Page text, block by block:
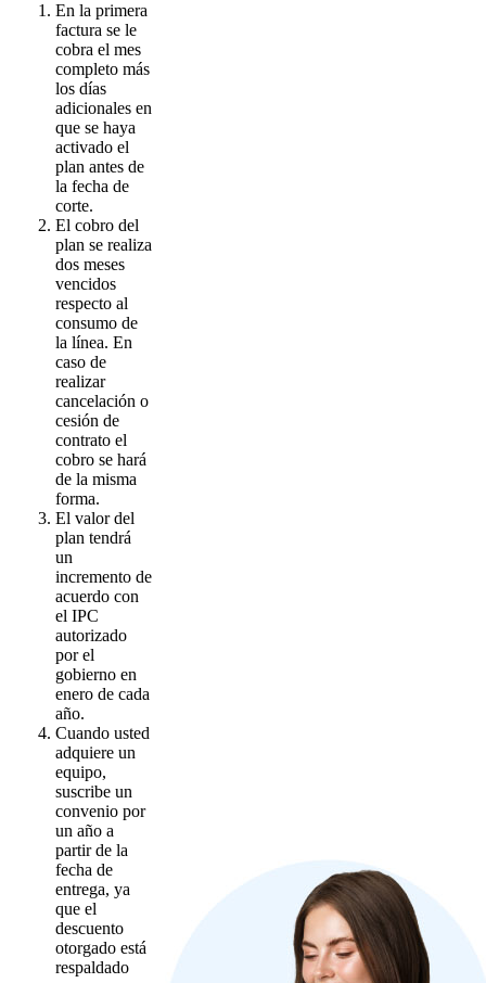
En la primera
factura se le
cobra el mes
completo más
los días
adicionales en
que se haya
activado el
plan antes de
la fecha de
corte.
El cobro del
plan se realiza
dos meses
vencidos
respecto al
consumo de
la línea. En
caso de
realizar
cancelación o
cesión de
contrato el
cobro se hará
de la misma
forma.
El valor del
plan tendrá
un
incremento de
acuerdo con
el IPC
autorizado
por el
gobierno en
enero de cada
año.
Cuando usted
adquiere un
equipo,
suscribe un
convenio por
un año a
partir de la
fecha de
entrega, ya
que el
descuento
otorgado está
respaldado